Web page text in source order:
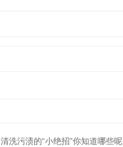
清洗污渍的“小绝招”你知道哪些呢